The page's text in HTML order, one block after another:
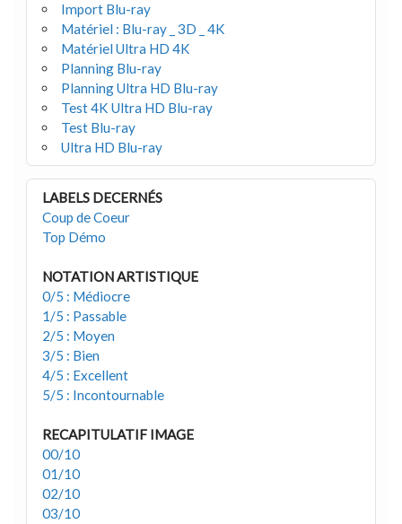
Import Blu-ray
Matériel : Blu-ray _ 3D _ 4K
Matériel Ultra HD 4K
Planning Blu-ray
Planning Ultra HD Blu-ray
Test 4K Ultra HD Blu-ray
Test Blu-ray
Ultra HD Blu-ray
LABELS DECERNÉS
Coup de Coeur
Top Démo
NOTATION ARTISTIQUE
0/5 : Médiocre
1/5 : Passable
2/5 : Moyen
3/5 : Bien
4/5 : Excellent
5/5 : Incontournable
RECAPITULATIF IMAGE
00/10
01/10
02/10
03/10